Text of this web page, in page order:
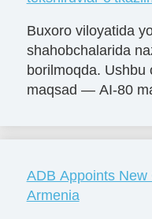
Buxoro viloyatida
shahobchalarida
borilmoqda. Ushbu
maqsad — AI-80
ADB Appoints
Armenia